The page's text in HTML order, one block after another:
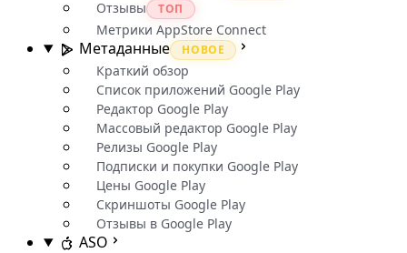
Отзывы ТОП
Метрики AppStore Connect
Метаданные НОВОЕ
Краткий обзор
Список приложений Google Play
Редактор Google Play
Массовый редактор Google Play
Релизы Google Play
Подписки и покупки Google Play
Цены Google Play
Скриншоты Google Play
Отзывы в Google Play
ASO